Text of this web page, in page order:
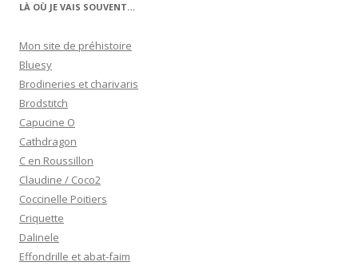
LÀ OÙ JE VAIS SOUVENT…
Mon site de préhistoire
Bluesy
Brodineries et charivaris
Brodstitch
Capucine O
Cathdragon
C en Roussillon
Claudine / Coco2
Coccinelle Poitiers
Criquette
Dalinele
Effondrille et abat-faim